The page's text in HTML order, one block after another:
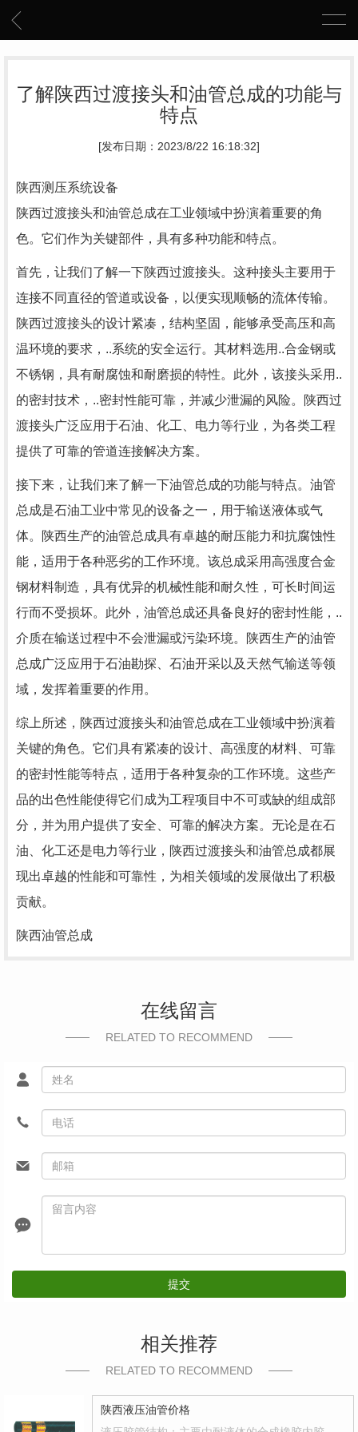
了解陕西过渡接头和油管总成的功能与
特点
[发布日期：2023/8/22 16:18:32]
陕西测压系统设备
陕西过渡接头和油管总成在工业领域中扮演着重要的角
色。它们作为关键部件，具有多种功能和特点。
首先，让我们了解一下陕西过渡接头。这种接头主要用于
连接不同直径的管道或设备，以便实现顺畅的流体传输。
陕西过渡接头的设计紧凑，结构坚固，能够承受高压和高
温环境的要求，..系统的安全运行。其材料选用..合金钢或
不锈钢，具有耐腐蚀和耐磨损的特性。此外，该接头采用..
的密封技术，..密封性能可靠，并减少泄漏的风险。陕西过
渡接头广泛应用于石油、化工、电力等行业，为各类工程
提供了可靠的管道连接解决方案。
接下来，让我们来了解一下油管总成的功能与特点。油管
总成是石油工业中常见的设备之一，用于输送液体或气
体。陕西生产的油管总成具有卓越的耐压能力和抗腐蚀性
能，适用于各种恶劣的工作环境。该总成采用高强度合金
钢材料制造，具有优异的机械性能和耐久性，可长时间运
行而不受损坏。此外，油管总成还具备良好的密封性能，..
介质在输送过程中不会泄漏或污染环境。陕西生产的油管
总成广泛应用于石油勘探、石油开采以及天然气输送等领
域，发挥着重要的作用。
综上所述，陕西过渡接头和油管总成在工业领域中扮演着
关键的角色。它们具有紧凑的设计、高强度的材料、可靠
的密封性能等特点，适用于各种复杂的工作环境。这些产
品的出色性能使得它们成为工程项目中不可或缺的组成部
分，并为用户提供了安全、可靠的解决方案。无论是在石
油、化工还是电力等行业，陕西过渡接头和油管总成都展
现出卓越的性能和可靠性，为相关领域的发展做出了积极
贡献。
陕西油管总成
在线留言
RELATED TO RECOMMEND
提交
相关推荐
RELATED TO RECOMMEND
陕西液压油管价格